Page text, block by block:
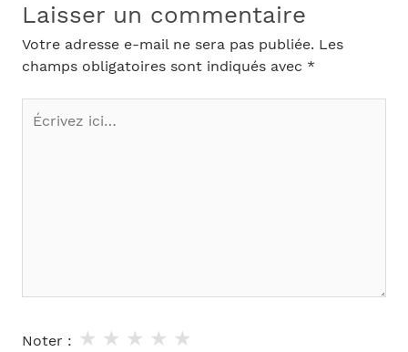
Laisser un commentaire
Votre adresse e-mail ne sera pas publiée. Les
champs obligatoires sont indiqués avec *
Écrivez
ici…
Noter : ★
★
★
★
★